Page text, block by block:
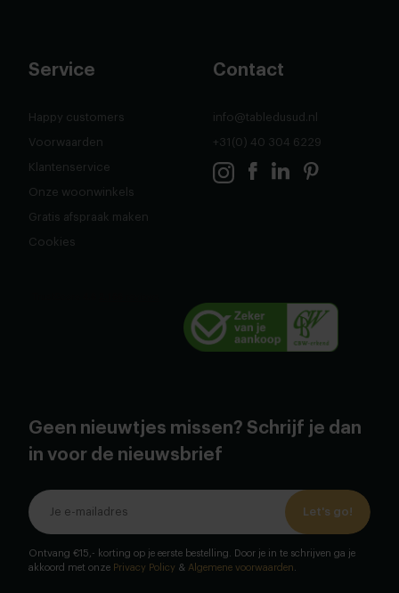
Service
Happy customers
Voorwaarden
Klantenservice
Onze woonwinkels
Gratis afspraak maken
Cookies
Contact
info@tabledusud.nl
+31(0) 40 304 6229
Geen nieuwtjes missen? Schrijf je dan
in voor de nieuwsbrief
Let's go!
Ontvang €15,- korting op je eerste bestelling. Door je in te schrijven ga je
akkoord met onze Privacy Policy & Algemene voorwaarden